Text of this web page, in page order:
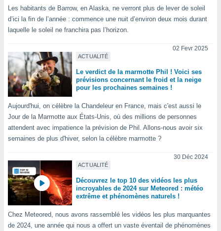
des
des
pour
des
votre
IP et
Les habitants de Barrow, en Alaska, ne verront plus de lever de soleil
d’ici la fin de l’année : commence une nuit d’environ deux mois durant
laquelle le soleil ne franchira pas l’horizon.
ACTUALITÉ
02 Fevr 2025
Le verdict de la marmotte Phil ! Voici ses
prévisions concernant le froid et la neige
pour les prochaines semaines !
Aujourd'hui, on célèbre la Chandeleur en France, mais c'est aussi le
Jour de la Marmotte aux États-Unis, où des millions de personnes
attendent avec impatience la prévision de Phil. Allons-nous avoir six
semaines de plus d'hiver, selon la célèbre marmotte ?
ACTUALITÉ
30 Déc 2024
Découvrez le top 10 des vidéos les plus
incroyables de 2024 sur Meteored : météo
extrême et phénomènes naturels !
Chez Meteored, nous avons rassemblé les vidéos les plus marquantes
de 2024, une année qui nous a offert un vaste éventail de phénomènes